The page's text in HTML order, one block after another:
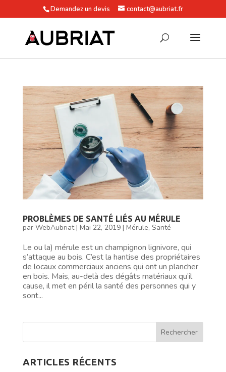
Demandez un devis contact@aubriat.fr
PROBLÈMES DE SANTÉ LIÉS AU MÉRULE
par WebAubriat| Mai 22, 2019| Mérule, Santé
Le ou la) mérule est un champignon lignivore, qui
s’attaque au bois. C’est la hantise des propriétaires
de locaux commerciaux anciens qui ont un plancher
en bois. Mais, au-delà des dégâts matériaux qu’il
cause, il met en péril la santé des personnes qui y
sont...
ARTICLES RÉCENTS